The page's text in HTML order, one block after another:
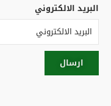
البريد الالكتروني